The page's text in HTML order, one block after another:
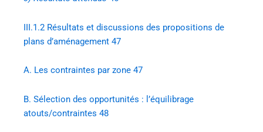
III.1.2 Résultats et discussions des propositions de
plans d’aménagement 47
A. Les contraintes par zone 47
B. Sélection des opportunités : l’équilibrage
atouts/contraintes 48